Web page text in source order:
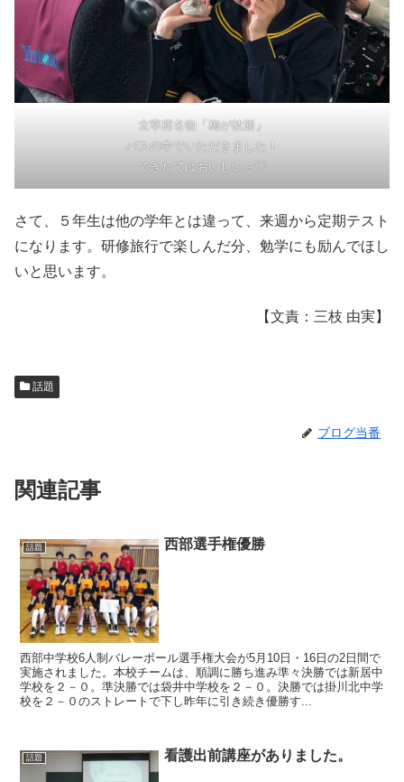
太宰府名物「梅が枝餅」
バスの中でいただきました！
できたてはおいしい～♡
さて、５年生は他の学年とは違って、来週から定期テスト
になります。研修旅行で楽しんだ分、勉学にも励んでほし
いと思います。
【文責：三枝 由実】
話題
ブログ当番
関連記事
話題 西部選手権優勝
西部中学校6人制バレーボール選手権大会が5月10日・16日の2日間で
実施されました。本校チームは、順調に勝ち進み準々決勝では新居中
学校を２－０。準決勝では袋井中学校を２－０。決勝では掛川北中学
校を２－０のストレートで下し昨年に引き続き優勝す...
話題 看護出前講座がありました。